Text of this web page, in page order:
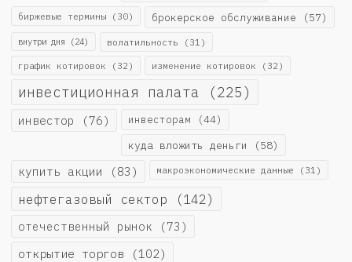
биржевые термины (30) брокерское обслуживание (57)
внутри дня (24) волатильность (31)
график котировок (32) изменение котировок (32)
инвестиционная палата (225)
инвестор (76) инвесторам (44)
куда вложить деньги (58)
купить акции (83) макроэкономические данные (31)
нефтегазовый сектор (142)
отечественный рынок (73)
открытие торгов (102)